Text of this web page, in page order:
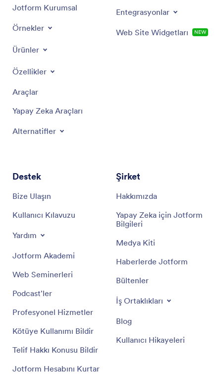
Jotform Kurumsal
Örnekler
Ürünler
Özellikler
Araçlar
Yapay Zeka Araçları
Alternatifler
Entegrasyonlar
Web Site Widgetları NEW
Destek
Bize Ulaşın
Kullanıcı Kılavuzu
Yardım
Jotform Akademi
Web Seminerleri
Podcast'ler
Profesyonel Hizmetler
Kötüye Kullanımı Bildir
Telif Hakkı Konusu Bildir
Jotform Hesabını Kurtar
Şirket
Hakkımızda
Yapay Zeka için Jotform
Bilgileri
Medya Kiti
Haberlerde Jotform
Bültenler
İş Ortaklıkları
Blog
Kullanıcı Hikayeleri